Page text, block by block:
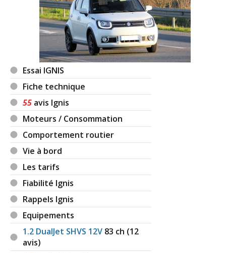
Essai IGNIS
Fiche technique
55 avis Ignis
Moteurs / Consommation
Comportement routier
Vie à bord
Les tarifs
Fiabilité Ignis
Rappels Ignis
Equipements
1.2 DualJet SHVS 12V 83 ch (12
avis)